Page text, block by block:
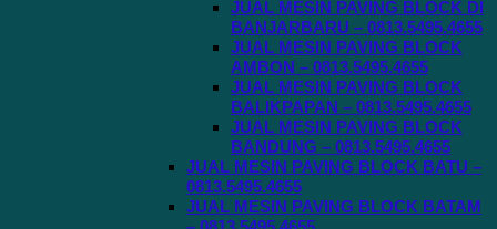
JUAL MESIN PAVING BLOCK DI
BANJARBARU – 0813.5495.4655
JUAL MESIN PAVING BLOCK
AMBON – 0813.5495.4655
JUAL MESIN PAVING BLOCK
BALIKPAPAN – 0813.5495.4655
JUAL MESIN PAVING BLOCK
BANDUNG – 0813.5495.4655
JUAL MESIN PAVING BLOCK BATU –
0813.5495.4655
JUAL MESIN PAVING BLOCK BATAM